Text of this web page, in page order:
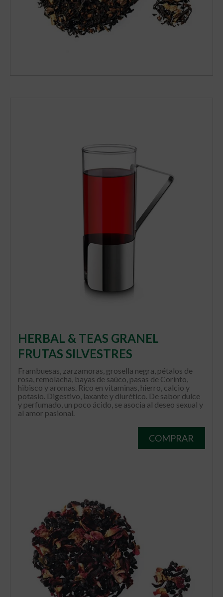
HERBAL & TEAS GRANEL
FRUTAS SILVESTRES
Frambuesas, zarzamoras, grosella negra, pétalos de
rosa, remolacha, bayas de saúco, pasas de Corinto,
hibisco y aromas. Rico en vitaminas, hierro, calcio y
potasio. Digestivo, laxante y diurético. De sabor dulce
y perfumado, un poco ácido, se asocia al deseo sexual y
al amor pasional.
COMPRAR